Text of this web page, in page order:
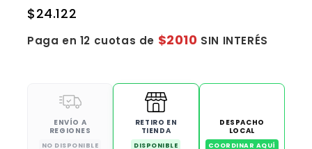
$24.122
Paga en 12 cuotas de $2010 SIN INTERÉS
ENVÍO A
REGIONES
NO DISPONIBLE
RETIRO EN
TIENDA
DISPONIBLE
DESPACHO
LOCAL
COORDINAR AQUÍ